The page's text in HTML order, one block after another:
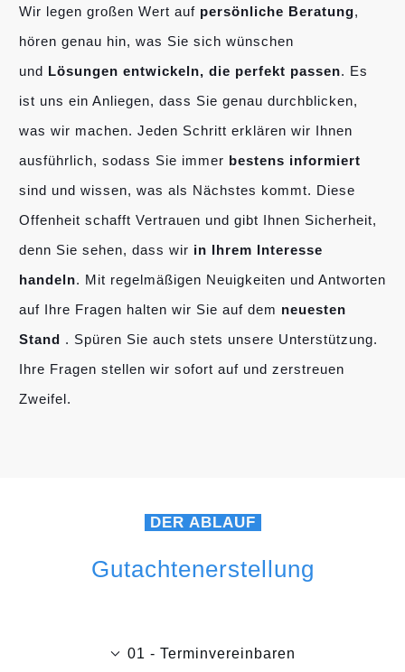
Wir legen großen Wert auf persönliche Beratung,
hören genau hin, was Sie sich wünschen
und Lösungen entwickeln, die perfekt passen. Es
ist uns ein Anliegen, dass Sie genau durchblicken,
was wir machen. Jeden Schritt erklären wir Ihnen
ausführlich, sodass Sie immer bestens informiert
sind und wissen, was als Nächstes kommt. Diese
Offenheit schafft Vertrauen und gibt Ihnen Sicherheit,
denn Sie sehen, dass wir in Ihrem Interesse
handeln. Mit regelmäßigen Neuigkeiten und Antworten
auf Ihre Fragen halten wir Sie auf dem neuesten
Stand . Spüren Sie auch stets unsere Unterstützung.
Ihre Fragen stellen wir sofort auf und zerstreuen
Zweifel.
DER ABLAUF
Gutachtenerstellung
01 - Terminvereinbaren